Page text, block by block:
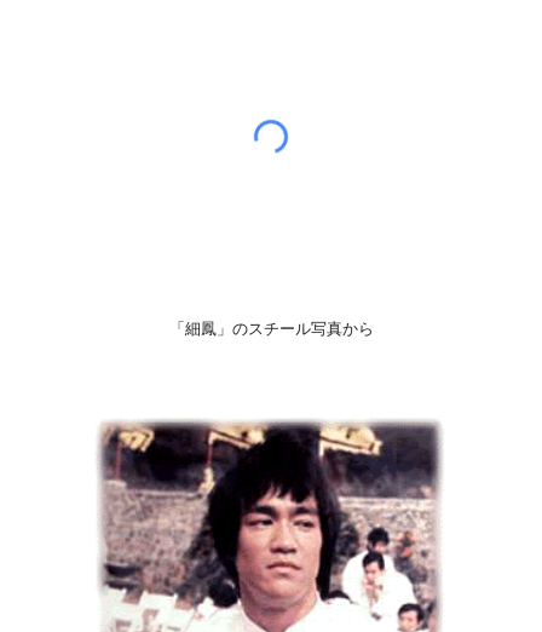
「細鳳」のスチール写真から